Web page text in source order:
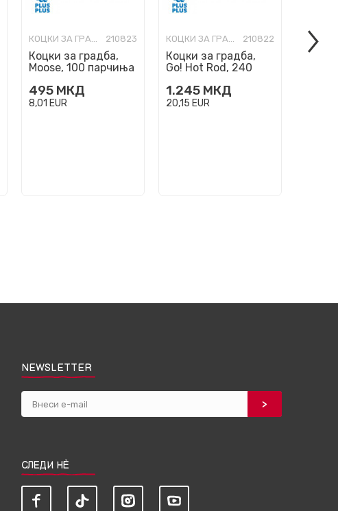
КОЦКИ ЗА ГРАДБА 210823
Коцки за градба,
Moose, 100 парчиња
495 МКД
8,01 EUR
КОЦКИ ЗА ГРАДБА 210822
Коцки за градба,
Go! Hot Rod, 240
1.245 МКД
20,15 EUR
NEWSLETTER
СЛЕДИ НЀ